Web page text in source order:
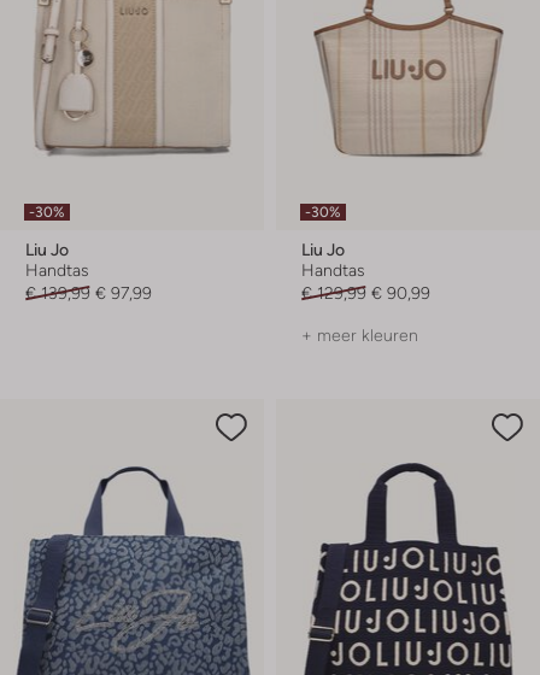
-30%
Liu Jo
Handtas
€ 139,99 € 97,99
-30%
Liu Jo
Handtas
€ 129,99 € 90,99
+ meer kleuren